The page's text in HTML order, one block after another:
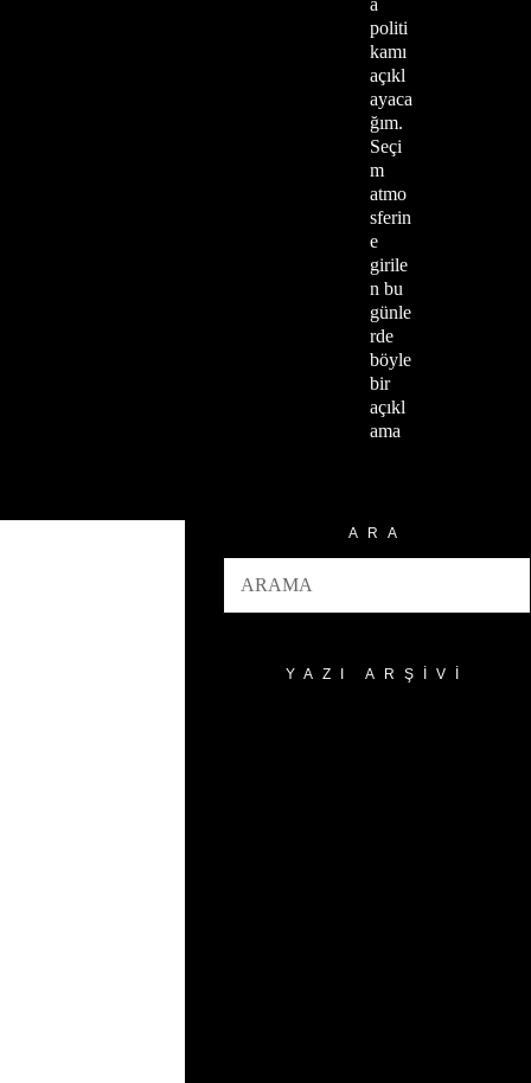
a
politi
kamı
açıkl
ayaca
ğım.
Seçi
m
atmo
sferin
e
girile
n bu
günle
rde
böyle
bir
açıkl
ama
ARA
YAZI ARŞIVI